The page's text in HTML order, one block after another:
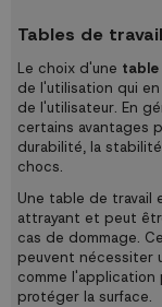
Tables de
Le choix d'une table
de l'utilisation qui
de l'utilisateur. En
certains avantages
durabilité, la
chocs.
Une table de travail
attrayant et peut
cas de dommage.
peuvent nécessiter
comme
protéger la surface.